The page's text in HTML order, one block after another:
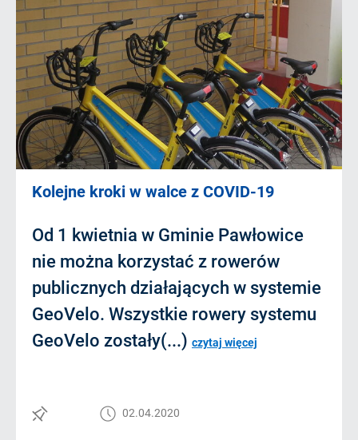
Kolejne kroki w walce z COVID-19
Od 1 kwietnia w Gminie Pawłowice
nie można korzystać z rowerów
publicznych działających w systemie
GeoVelo. Wszystkie rowery systemu
GeoVelo zostały(...) czytaj więcej
02.04.2020